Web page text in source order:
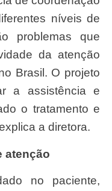
níveis de
problemas que
da atenção
Brasil. O projeto
a assistência e
o tratamento e
a diretora.
atenção
no paciente,